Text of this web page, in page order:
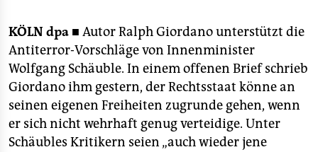
berlin
nord
wahrheit
verlag
KÖLN dpa ■ Autor Ralph Giordano unterstützt die
Antiterror-Vorschläge von Innenminister
Wolfgang Schäuble. In einem offenen Brief schrieb
Giordano ihm gestern, der Rechtsstaat könne an
seinen eigenen Freiheiten zugrunde gehen, wenn
er sich nicht wehrhaft genug verteidige. Unter
Schäubles Kritikern seien „auch wieder jene